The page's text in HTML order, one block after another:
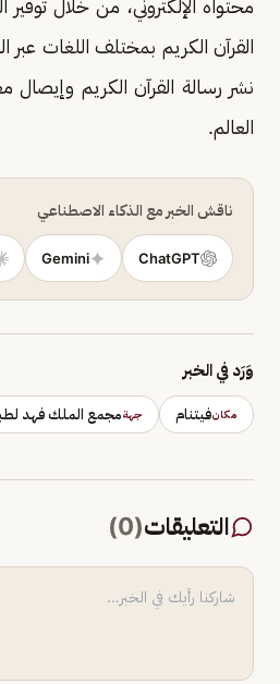
محتواه الإلكتروني، من خلال توفير
القرآن الكريم بمختلف اللغات عبر
نشر رسالة القرآن الكريم وإيصال
العالم.
ناقش الخبر مع الذكاء الاصطناعي
ChatGPT
Gemini
وَرَد في الخبر
مكانفيتنام جهةمجمع الملك فهد
التعليقات(
0
)